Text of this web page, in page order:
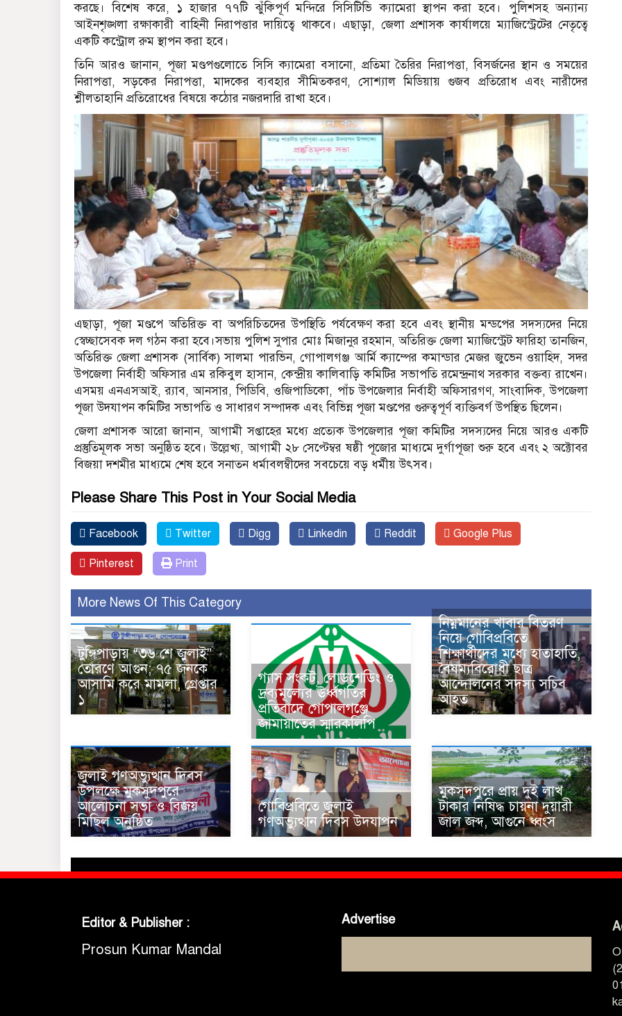
করছে। বিশেষ করে, ১ হাজার ৭৭টি ঝুঁকিপূর্ণ মন্দিরে সিসিটিভি ক্যামেরা স্থাপন করা হবে। পুলিশসহ অন্যান্য
আইনশৃঙ্খলা রক্ষাকারী বাহিনী নিরাপত্তার দায়িত্বে থাকবে। এছাড়া, জেলা প্রশাসক কার্যালয়ে ম্যাজিস্ট্রেটের নেতৃত্বে
একটি কন্ট্রোল রুম স্থাপন করা হবে।
তিনি আরও জানান, পূজা মণ্ডপগুলোতে সিসি ক্যামেরা বসানো, প্রতিমা তৈরির নিরাপত্তা, বিসর্জনের স্থান ও সময়ের
নিরাপত্তা, সড়কের নিরাপত্তা, মাদকের ব্যবহার সীমিতকরণ, সোশ্যাল মিডিয়ায় গুজব প্রতিরোধ এবং নারীদের
শ্লীলতাহানি প্রতিরোধের বিষয়ে কঠোর নজরদারি রাখা হবে।
এছাড়া, পূজা মণ্ডপে অতিরিক্ত বা অপরিচিতদের উপস্থিতি পর্যবেক্ষণ করা হবে এবং স্থানীয় মন্ডপের সদস্যদের নিয়ে
স্বেচ্ছাসেবক দল গঠন করা হবে।সভায় পুলিশ সুপার মোঃ মিজানুর রহমান, অতিরিক্ত জেলা ম্যাজিস্ট্রেট ফারিহা তানজিন,
অতিরিক্ত জেলা প্রশাসক (সার্বিক) সালমা পারভিন, গোপালগঞ্জ আর্মি ক্যাম্পের কমান্ডার মেজর জুভেন ওয়াহিদ, সদর
উপজেলা নির্বাহী অফিসার এম রকিবুল হাসান, কেন্দ্রীয় কালিবাড়ি কমিটির সভাপতি রমেন্দ্রনাথ সরকার বক্তব্য রাখেন।
এসময় এনএসআই, র‌্যাব, আনসার, পিডিবি, ওজিপাডিকো, পাঁচ উপজেলার নির্বাহী অফিসারগণ, সাংবাদিক, উপজেলা
পূজা উদযাপন কমিটির সভাপতি ও সাধারণ সম্পাদক এবং বিভিন্ন পূজা মণ্ডপের গুরুত্বপূর্ণ ব্যক্তিবর্গ উপস্থিত ছিলেন।
জেলা প্রশাসক আরো জানান, আগামী সপ্তাহের মধ্যে প্রত্যেক উপজেলার পূজা কমিটির সদস্যদের নিয়ে আরও একটি
প্রস্তুতিমূলক সভা অনুষ্ঠিত হবে। উল্লেখ্য, আগামী ২৮ সেপ্টেম্বর ষষ্ঠী পূজোর মাধ্যমে দুর্গাপূজা শুরু হবে এবং ২ অক্টোবর
বিজয়া দশমীর মাধ্যমে শেষ হবে সনাতন ধর্মাবলম্বীদের সবচেয়ে বড় ধর্মীয় উৎসব।
Please Share This Post in Your Social Media
Facebook Twitter Digg Linkedin Reddit Google Plus
Pinterest Print
More News Of This Category
টুঙ্গিপাড়ায় “৩৬ শে জুলাই”
তোরণে আগুন; ৭৫ জনকে
আসামি করে মামলা, গ্রেপ্তার
১
গ্যাস সংকট, লোডশেডিং ও
দ্রব্যমূল্যের ঊর্ধ্বগতির
প্রতিবাদে গোপালগঞ্জে
জামায়াতের স্মারকলিপি
নিম্নমানের খাবার বিতরণ
নিয়ে গোবিপ্রবিতে
শিক্ষার্থীদের মধ্যে হাতাহাতি,
বৈষম্যবিরোধী ছাত্র
আন্দোলনের সদস্য সচিব
আহত
জুলাই গণঅভ্যুত্থান দিবস
উপলক্ষে মুকসুদপুরে
আলোচনা সভা ও বিজয়
মিছিল অনুষ্ঠিত
গোবিপ্রবিতে জুলাই
গণঅভ্যুত্থান দিবস উদযাপন
মুকসুদপুরে প্রায় দুই লাখ
টাকার নিষিদ্ধ চায়না দুয়ারী
জাল জব্দ, আগুনে ধ্বংস
Editor & Publisher :
Prosun Kumar Mandal
Advertise